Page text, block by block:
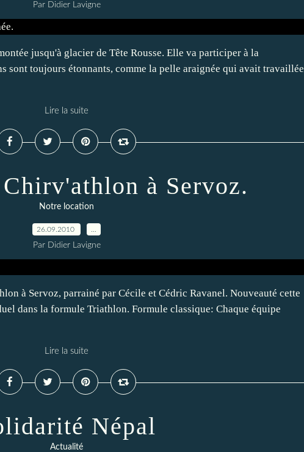
Par Didier Lavigne
jusqu'à glacier de Tête Rousse. Elle va participer à la
sont toujours étonnants, comme la pelle araignée qui avait travaillée
Lire la suite
à Servoz.
Notre location
26.09.2010
Par Didier Lavigne
à Servoz, parrainé par Cécile et Cédric Ravanel. Nouveauté cette
dans la formule Triathlon. Formule classique: Chaque équipe
Lire la suite
Népal
Actualité